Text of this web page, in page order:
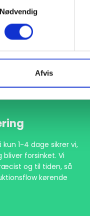
Nødvendig
Afvis
44
1-4 dage sikrer vi,
forsinket. Vi
og til tiden, så
kørende